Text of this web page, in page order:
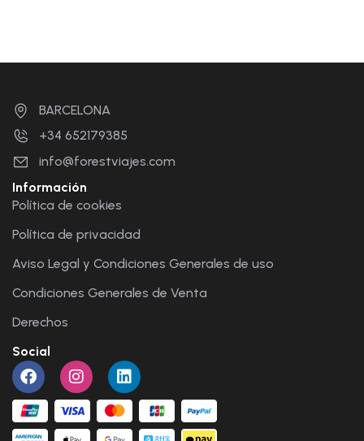
BARCELONA
+34 652179385
info@forestviajes.com
Información
Política de cookies
Política de privacidad
Aviso Legal y Condiciones Generales de uso
Condiciones Generales de Venta
Derechos
Social